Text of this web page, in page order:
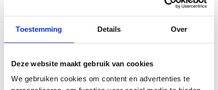
Toestemming Details Over
Deze website maakt gebruik van cookies
We gebruiken cookies om content en advertenties te
inhoud ervan te veranderen, bijvoorbeeld om taalfouten
en leesbaarheid te verbeteren.​
Wil je een probleem melden op een route? Ga dan naar
het Routemeldpunt.